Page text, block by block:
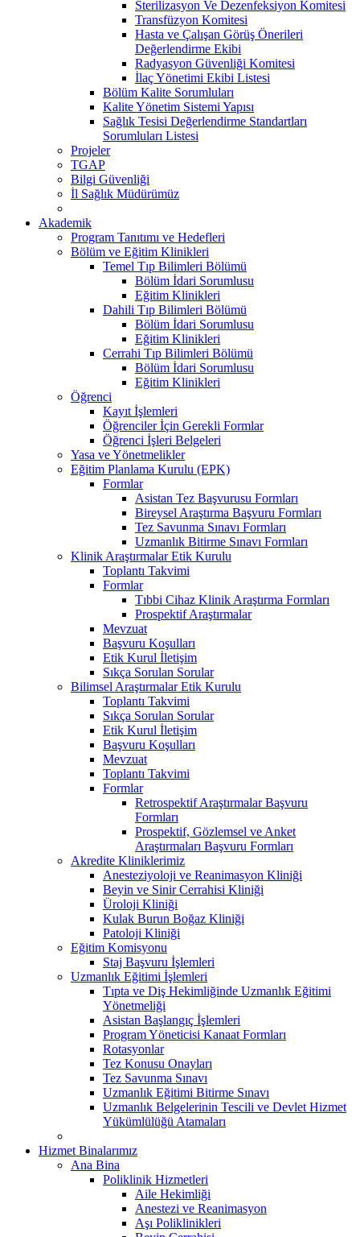
Sterilizasyon Ve Dezenfeksiyon Komitesi
Transfüzyon Komitesi
Hasta ve Çalışan Görüş Önerileri
Değerlendirme Ekibi
Radyasyon Güvenliği Komitesi
İlaç Yönetimi Ekibi Listesi
Bölüm Kalite Sorumluları
Kalite Yönetim Sistemi Yapısı
Sağlık Tesisi Değerlendirme Standartları
Sorumluları Listesi
Projeler
TGAP
Bilgi Güvenliği
İl Sağlık Müdürümüz
Akademik
Program Tanıtımı ve Hedefleri
Bölüm ve Eğitim Klinikleri
Temel Tıp Bilimleri Bölümü
Bölüm İdari Sorumlusu
Eğitim Klinikleri
Dahili Tıp Bilimleri Bölümü
Bölüm İdari Sorumlusu
Eğitim Klinikleri
Cerrahi Tıp Bilimleri Bölümü
Bölüm İdari Sorumlusu
Eğitim Klinikleri
Öğrenci
Kayıt İşlemleri
Öğrenciler İçin Gerekli Formlar
Öğrenci İşleri Belgeleri
Yasa ve Yönetmelikler
Eğitim Planlama Kurulu (EPK)
Formlar
Asistan Tez Başvurusu Formları
Bireysel Araştırma Başvuru Formları
Tez Savunma Sınavı Formları
Uzmanlık Bitirme Sınavı Formları
Klinik Araştırmalar Etik Kurulu
Toplantı Takvimi
Formlar
Tıbbi Cihaz Klinik Araştırma Formları
Prospektif Araştırmalar
Mevzuat
Başvuru Koşulları
Etik Kurul İletişim
Sıkça Sorulan Sorular
Bilimsel Araştırmalar Etik Kurulu
Toplantı Takvimi
Sıkça Sorulan Sorular
Etik Kurul İletişim
Başvuru Koşulları
Mevzuat
Toplantı Takvimi
Formlar
Retrospektif Araştırmalar Başvuru
Formları
Prospektif, Gözlemsel ve Anket
Araştırmaları Başvuru Formları
Akredite Kliniklerimiz
Anesteziyoloji ve Reanimasyon Kliniği
Beyin ve Sinir Cerrahisi Kliniği
Üroloji Kliniği
Kulak Burun Boğaz Kliniği
Patoloji Kliniği
Eğitim Komisyonu
Staj Başvuru İşlemleri
Uzmanlık Eğitimi İşlemleri
Tıpta ve Diş Hekimliğinde Uzmanlık Eğitimi
Yönetmeliği
Asistan Başlangıç İşlemleri
Program Yöneticisi Kanaat Formları
Rotasyonlar
Tez Konusu Onayları
Tez Savunma Sınavı
Uzmanlık Eğitimi Bitirme Sınavı
Uzmanlık Belgelerinin Tescili ve Devlet Hizmet
Yükümlülüğü Atamaları
Hizmet Binalarımız
Ana Bina
Poliklinik Hizmetleri
Aile Hekimliği
Anestezi ve Reanimasyon
Aşı Poliklinikleri